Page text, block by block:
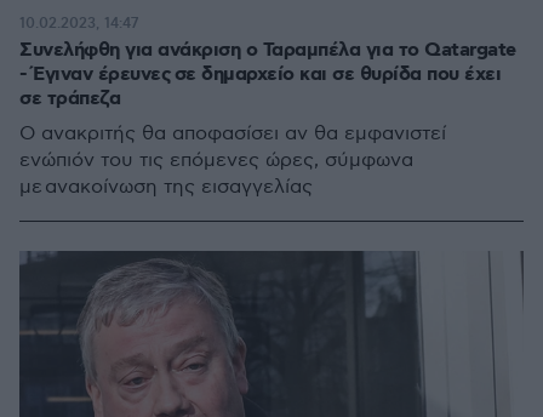
Συνελήφθη για ανάκριση ο Ταραμπέλα για το Qatargate
- Έγιναν έρευνες σε δημαρχείο και σε θυρίδα που έχει
σε τράπεζα
Ο ανακριτής θα αποφασίσει αν θα εμφανιστεί
ενώπιόν του τις επόμενες ώρες, σύμφωνα
με ανακοίνωση της εισαγγελίας
10.02.2023, 14:47